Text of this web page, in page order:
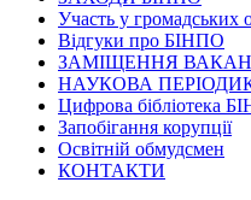
Участь у громадських
Відгуки про БІНПО
ЗАМІЩЕННЯ
НАУКОВА
Цифрова бібліотека
Запобігання корупції
Освітній обмудсмен
КОНТАКТИ